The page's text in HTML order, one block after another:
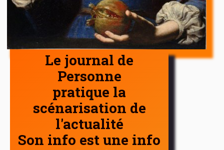
Le journal de
Personne
pratique la
scénarisation de
l'actualité
Son info est une info